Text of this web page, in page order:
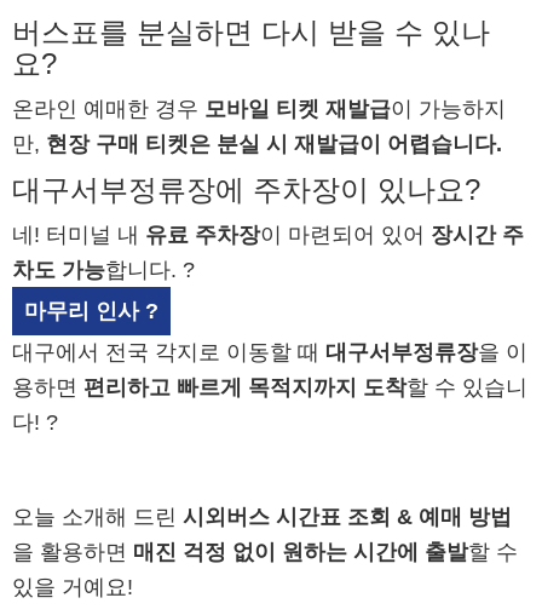
버스표를 분실하면 다시 받을 수 있나
요?
온라인 예매한 경우 모바일 티켓 재발급이 가능하지
만, 현장 구매 티켓은 분실 시 재발급이 어렵습니다.
대구서부정류장에 주차장이 있나요?
네! 터미널 내 유료 주차장이 마련되어 있어 장시간 주
차도 가능합니다. ?
마무리 인사 ?
대구에서 전국 각지로 이동할 때 대구서부정류장을 이
용하면 편리하고 빠르게 목적지까지 도착할 수 있습니
다! ?
오늘 소개해 드린 시외버스 시간표 조회 & 예매 방법
을 활용하면 매진 걱정 없이 원하는 시간에 출발할 수
있을 거예요!